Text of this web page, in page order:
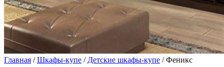
Главная /Шкафы-купе / Детские шкафы-купе / Феникс